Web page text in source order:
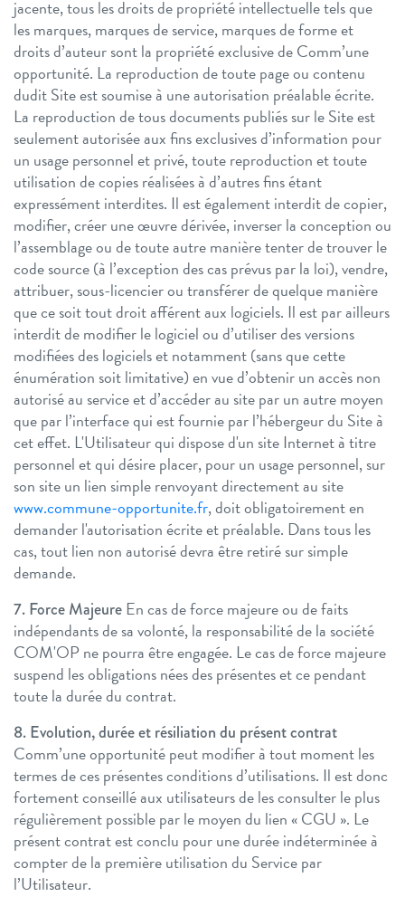
jacente, tous les droits de propriété intellectuelle tels que
les marques, marques de service, marques de forme et
droits d’auteur sont la propriété exclusive de Comm’une
opportunité. La reproduction de toute page ou contenu
dudit Site est soumise à une autorisation préalable écrite.
La reproduction de tous documents publiés sur le Site est
seulement autorisée aux fins exclusives d’information pour
un usage personnel et privé, toute reproduction et toute
utilisation de copies réalisées à d’autres fins étant
expressément interdites. Il est également interdit de copier,
modifier, créer une œuvre dérivée, inverser la conception ou
l’assemblage ou de toute autre manière tenter de trouver le
code source (à l’exception des cas prévus par la loi), vendre,
attribuer, sous-licencier ou transférer de quelque manière
que ce soit tout droit afférent aux logiciels. Il est par ailleurs
interdit de modifier le logiciel ou d’utiliser des versions
modifiées des logiciels et notamment (sans que cette
énumération soit limitative) en vue d’obtenir un accès non
autorisé au service et d’accéder au site par un autre moyen
que par l’interface qui est fournie par l’hébergeur du Site à
cet effet. L'Utilisateur qui dispose d'un site Internet à titre
personnel et qui désire placer, pour un usage personnel, sur
son site un lien simple renvoyant directement au site
www.commune-opportunite.fr, doit obligatoirement en
demander l'autorisation écrite et préalable. Dans tous les
cas, tout lien non autorisé devra être retiré sur simple
demande.
7. Force MajeureEn cas de force majeure ou de faits
indépendants de sa volonté, la responsabilité de la société
COM'OP ne pourra être engagée. Le cas de force majeure
suspend les obligations nées des présentes et ce pendant
toute la durée du contrat.
8. Evolution, durée et résiliation du présent contrat
Comm’une opportunité peut modifier à tout moment les
termes de ces présentes conditions d’utilisations. Il est donc
fortement conseillé aux utilisateurs de les consulter le plus
régulièrement possible par le moyen du lien « CGU ». Le
présent contrat est conclu pour une durée indéterminée à
compter de la première utilisation du Service par
l’Utilisateur.